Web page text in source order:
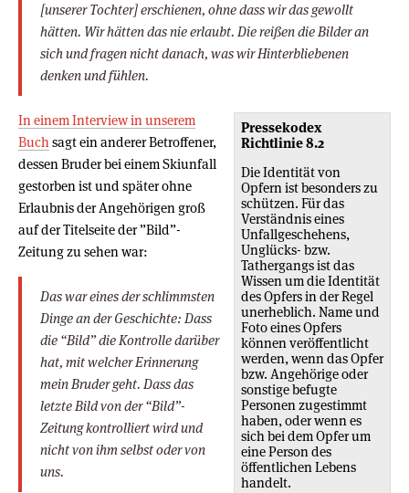
[unserer Tochter] erschienen, ohne dass wir das gewollt
hätten. Wir hätten das nie erlaubt. Die reißen die Bilder an
sich und fragen nicht danach, was wir Hinterbliebenen
denken und fühlen.
Pressekodex
Richtlinie 8.2
Die Identität von
Opfern ist besonders zu
schützen. Für das
Verständnis eines
Unfallgeschehens,
Unglücks- bzw.
Tathergangs ist das
Wissen um die Identität
des Opfers in der Regel
unerheblich. Name und
Foto eines Opfers
können veröffentlicht
werden, wenn das Opfer
bzw. Angehörige oder
sonstige befugte
Personen zugestimmt
haben, oder wenn es
sich bei dem Opfer um
eine Person des
öffentlichen Lebens
handelt.
In einem Interview in unserem
Buchsagt ein anderer Betroffener,
dessen Bruder bei einem Skiunfall
gestorben ist und später ohne
Erlaubnis der Angehörigen groß
auf der Titelseite der ”Bild”-
Zeitung zu sehen war:
Das war eines der schlimmsten
Dinge an der Geschichte: Dass
die “Bild” die Kontrolle darüber
hat, mit welcher Erinnerung
mein Bruder geht. Dass das
letzte Bild von der “Bild”-
Zeitung kontrolliert wird und
nicht von ihm selbst oder von
uns.